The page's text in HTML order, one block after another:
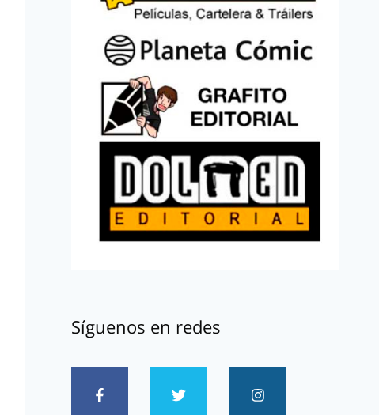
Síguenos en redes